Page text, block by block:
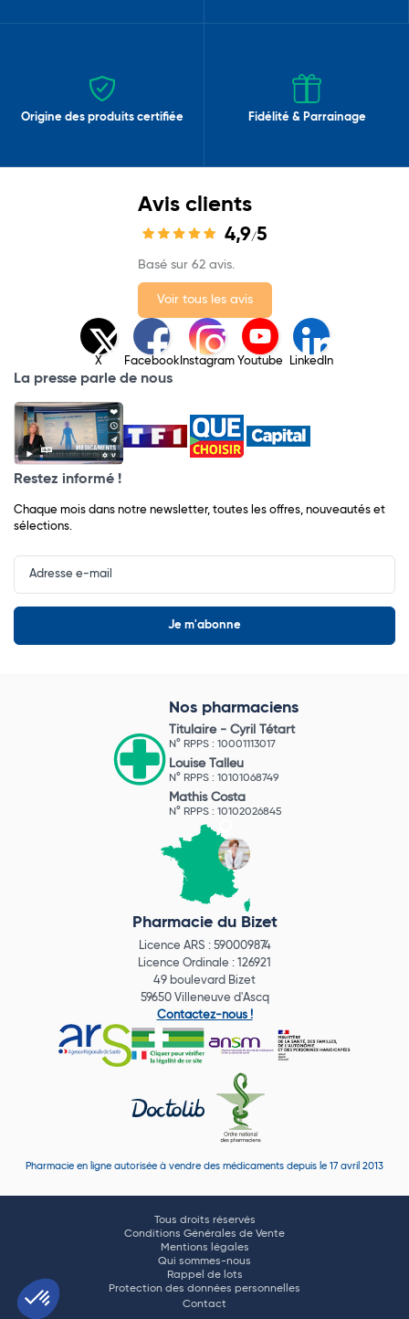
Origine des produits certifiée Fidélité & Parrainage
Avis clients
4,9/5
Basé sur 62 avis.
Voir tous les avis
X Facebook Instagram Youtube LinkedIn
La presse parle de nous
Restez informé !
Chaque mois dans notre newsletter, toutes les offres, nouveautés et
sélections.
Input
Newsletter
Nos pharmaciens
Titulaire - Cyril Tétart
N° RPPS : 10001113017
Louise Talleu
N° RPPS : 10101068749
Mathis Costa
N° RPPS : 10102026845
Pharmacie du Bizet
Licence ARS : 590009874
Licence Ordinale : 126921
49 boulevard Bizet
59650 Villeneuve d'Ascq
Contactez-nous !
Pharmacie en ligne autorisée à vendre des médicaments depuis le 17 avril 2013
Tous droits réservés
Conditions Générales de Vente
Mentions légales
Qui sommes-nous
Rappel de lots
Protection des données personnelles
Contact